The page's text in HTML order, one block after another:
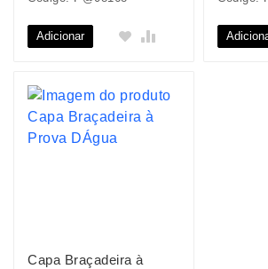
Adicionar
Capa Braçadeira à